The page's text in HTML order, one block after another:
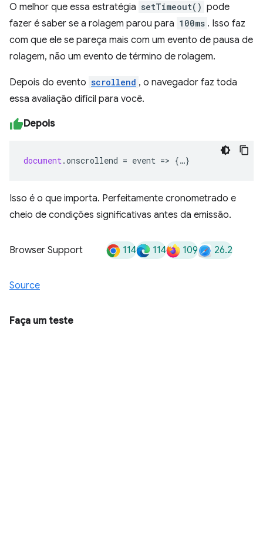
O melhor que essa estratégia setTimeout() pode
fazer é saber se a rolagem parou para 100ms . Isso faz
com que ele se pareça mais com um evento de pausa de
rolagem, não um evento de término de rolagem.
Depois do evento scrollend , o navegador faz toda
essa avaliação difícil para você.
Depois
document.onscrollend = event => {…}
Isso é o que importa. Perfeitamente cronometrado e
cheio de condições significativas antes da emissão.
Browser Support 114 114 109 26.2
Source
Faça um teste